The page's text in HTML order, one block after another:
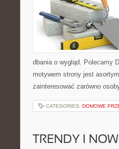
dbania o wygląd. Polecamy
motywem strony jest
zainteresować zarówno
CATEGORIES: DOMOWE
TRENDY I